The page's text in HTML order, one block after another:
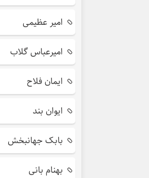
امیر عظیمی
امیرعباس گلاب
ایمان فلاح
ایوان بند
بابک جهانبخش
بهنام بانی